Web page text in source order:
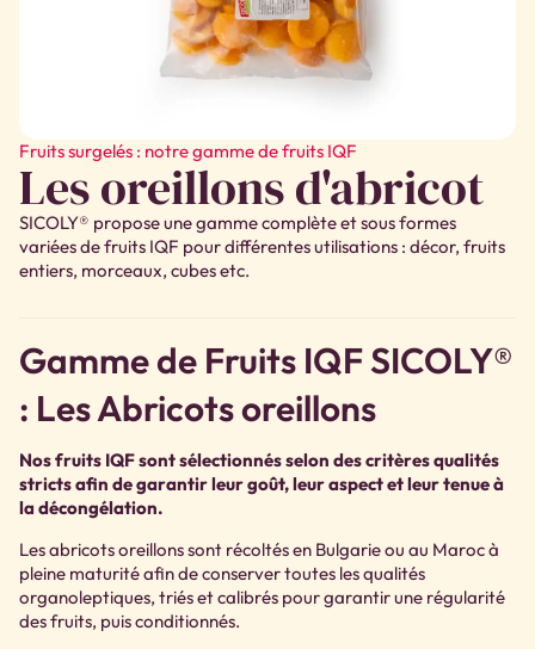
Fruits surgelés : notre gamme de fruits IQF
Les oreillons d'abricot
SICOLY® propose une gamme complète et sous formes
variées de fruits IQF pour différentes utilisations : décor, fruits
entiers, morceaux, cubes etc.
Gamme de Fruits IQF SICOLY®
: Les Abricots oreillons
Nos fruits IQF sont sélectionnés selon des critères qualités
stricts afin de garantir leur goût, leur aspect et leur tenue à
la décongélation.
Les abricots oreillons sont récoltés en Bulgarie ou au Maroc à
pleine maturité afin de conserver toutes les qualités
organoleptiques, triés et calibrés pour garantir une régularité
des fruits, puis conditionnés.